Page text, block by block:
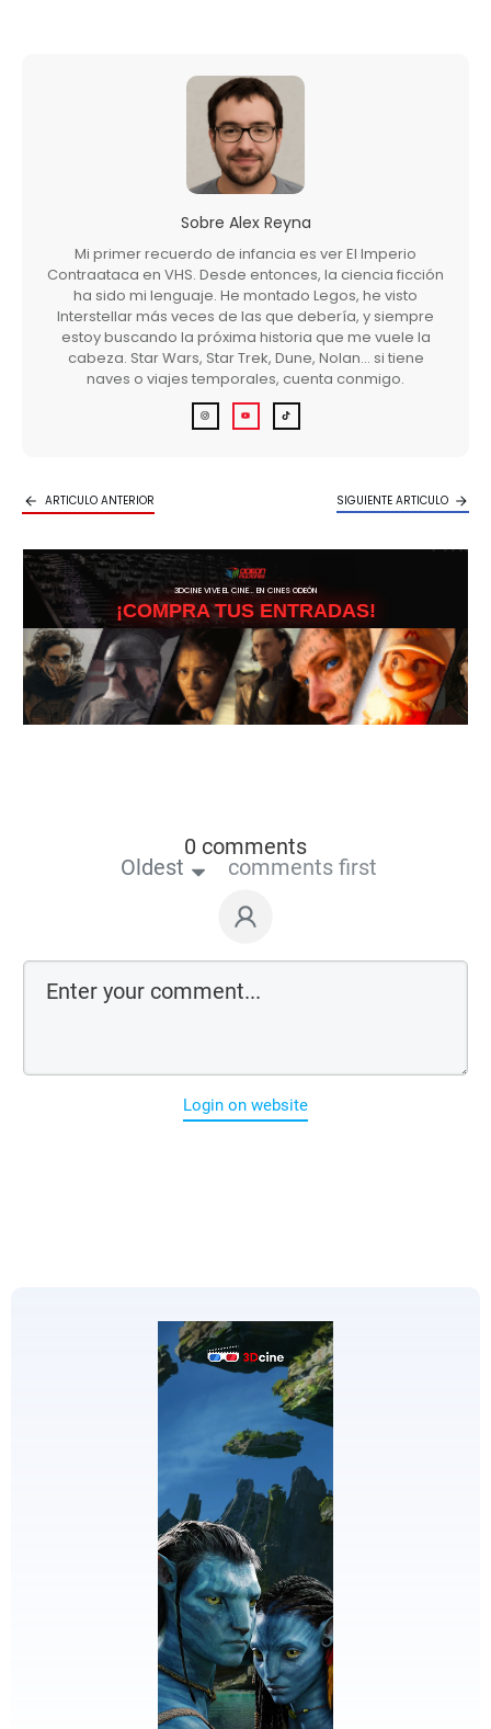
Sobre Alex Reyna
Mi primer recuerdo de infancia es ver El Imperio
Contraataca en VHS. Desde entonces, la ciencia ficción
ha sido mi lenguaje. He montado Legos, he visto
Interstellar más veces de las que debería, y siempre
estoy buscando la próxima historia que me vuele la
cabeza. Star Wars, Star Trek, Dune, Nolan… si tiene
naves o viajes temporales, cuenta conmigo.
ARTICULO ANTERIOR SIGUIENTE ARTICULO
3DCINE VIVE EL CINE… EN CINES ODEÓN
¡COMPRA TUS ENTRADAS!
0 comments
Oldest comments first
Login on website